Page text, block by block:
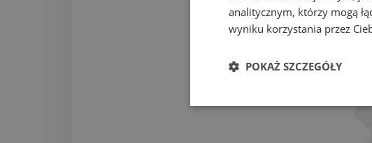
analitycznym, którzy mogą
wyniku korzystania przez
POKAŻ SZCZEGÓŁY